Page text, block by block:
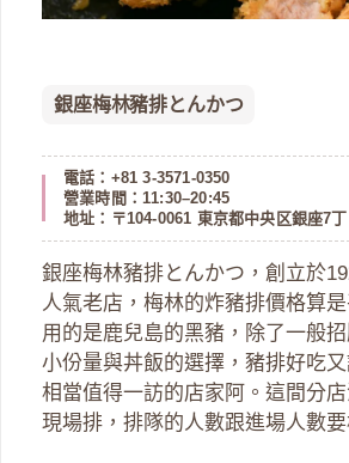
銀座梅林豬排とんかつ
電話：+81 3-3571-0350
營業時間：11:30–20:45
地址：〒104-0061 東京都中央区銀座7
銀座梅林豬排とんかつ，創立於
人氣老店，梅林的炸豬排價格算
用的是鹿兒島的黑豬，除了一般
小份量與丼飯的選擇，豬排好吃
相當值得一訪的店家阿。這間分
現場排，排隊的人數跟進場人數